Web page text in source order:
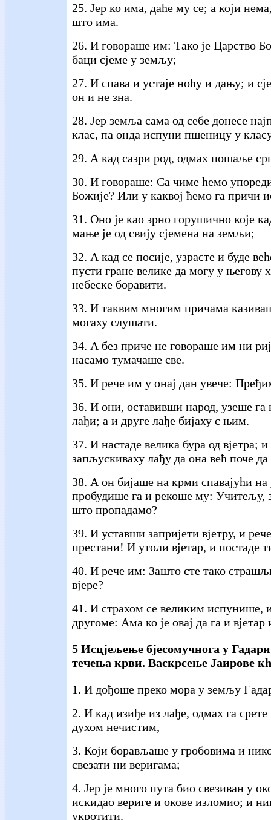
25. Јер ко има, даће му се; а који
што има.
26. И говораше им: Тако је Царство
баци сјеме у земљу;
27. И спава и устаје ноћу и дању; и
он и не зна.
28. Јер земља сама од себе донесе
клас, па онда испуни пшеницу у
29. А кад сазри род, одмах пошаље
30. И говораше: Са чиме ћемо
Божије? Или у каквој ћемо га причи
31. Оно је као зрно горушично које
мање је од свију сјемена на земљи;
32. А кад се посије, узрасте и буде
пусти гране велике да могу у његову
небеске боравити.
33. И таквим многим причама
могаху слушати.
34. А без приче не говораше им ни
насамо тумачаше све.
35. И рече им у онај дан увече:
36. И они, оставивши народ, узеше га
лађи; а и друге лађе бијаху с њим.
37. И настаде велика бура од вјетра;
запљускиваху лађу да она већ поче да
38. А он бијаше на крми спавајући на
пробудише га и рекоше му: Учитељу,
што пропадамо?
39. И уставши запријети вјетру, и
престани! И утоли вјетар, и постаде
40. И рече им: Зашто сте тако
вјере?
41. И страхом се великим испунише, и
другоме: Ама ко је овај да га и
5 Исцјељење бјесомучнога у
течења крви. Васкрсење Јаирове
1. И дођоше преко мора у земљу
2. И кад изиђе из лађе, одмах га срете
духом нечистим,
3. Који борављаше у гробовима и
свезати ни веригама;
4. Јер је много пута био свезиван у
искидао вериге и окове изломио; и
укротити.